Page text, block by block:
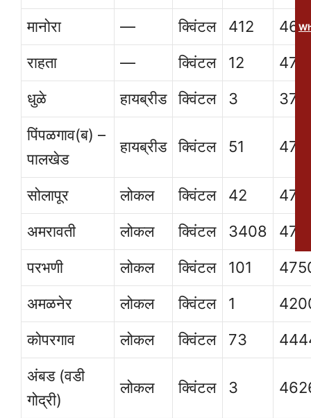
मानोरा
— क्विंटल 412
राहता
— क्विंटल 12
धुळे
हायब्रीड क्विंटल 3
पिंपळगाव(ब) –
पालखेड
हायब्रीड क्विंटल 51
सोलापूर लोकल क्विंटल 42
अमरावती
लोकल क्विंटल 3408
परभणी
लोकल क्विंटल 101
अमळनेर
लोकल क्विंटल 1
कोपरगाव
लोकल क्विंटल 73
अंबड (वडी
गोद्री)
लोकल क्विंटल 3